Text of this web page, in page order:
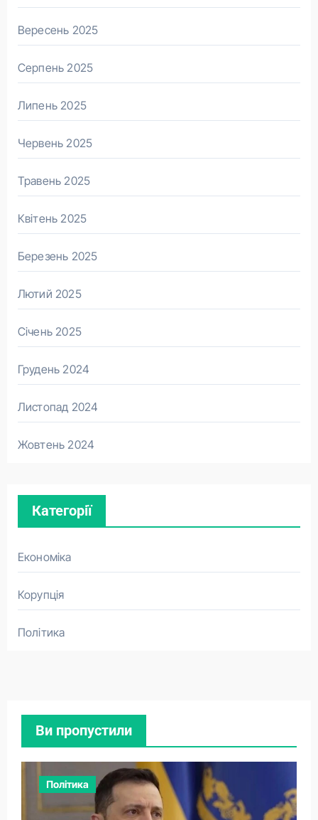
Вересень 2025
Серпень 2025
Липень 2025
Червень 2025
Травень 2025
Квітень 2025
Березень 2025
Лютий 2025
Січень 2025
Грудень 2024
Листопад 2024
Жовтень 2024
Категорії
Економіка
Корупція
Політика
Ви пропустили
Політика